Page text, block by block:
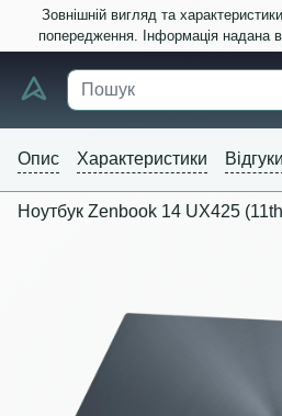
Зовнішній вигляд та
попередження. Інформація надана
Опис Характеристики Відгуки
Ноутбук Zenbook 14 UX425